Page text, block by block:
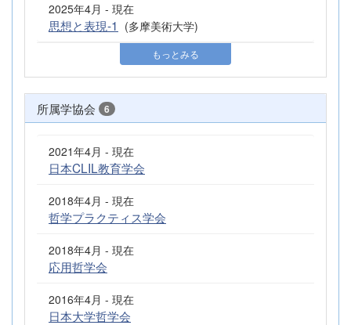
2025年4月 - 現在
思想と表現-1 (多摩美術大学)
もっとみる
所属学協会 6
2021年4月 - 現在
日本CLIL教育学会
2018年4月 - 現在
哲学プラクティス学会
2018年4月 - 現在
応用哲学会
2016年4月 - 現在
日本大学哲学会